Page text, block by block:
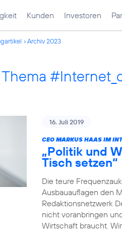
Kunden Investoren
Archiv 2023
16. Juli 2019
CEO MARKUS HAAS IM
„Politik und
Tisch setzen“
Die teure
Ausbauauflagen den
Redaktionsnetzwerk
nicht voranbringen
Wirtschaft braucht.